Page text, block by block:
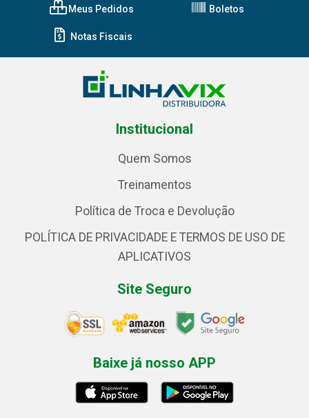
Meus Pedidos Boletos
Notas Fiscais
Institucional
Quem Somos
Treinamentos
Política de Troca e Devolução
POLÍTICA DE PRIVACIDADE E TERMOS DE USO DE
APLICATIVOS
Site Seguro
Baixe já nosso APP